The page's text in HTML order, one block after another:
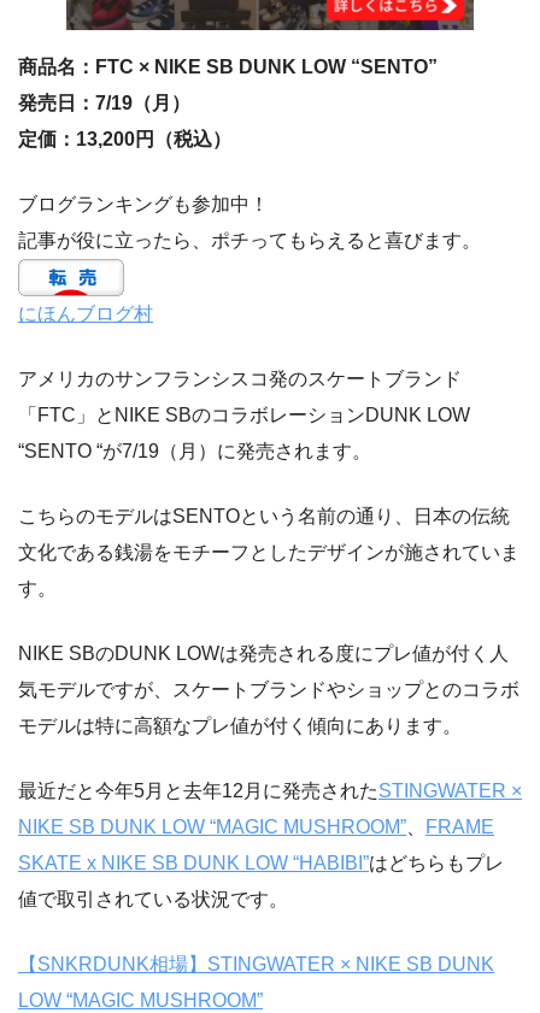
商品名：FTC × NIKE SB DUNK LOW “SENTO”
発売日：7/19（月）
定価：13,200円（税込）
ブログランキングも参加中！
記事が役に立ったら、ポチってもらえると喜びます。
にほんブログ村
アメリカのサンフランシスコ発のスケートブランド
「FTC」とNIKE SBのコラボレーションDUNK LOW
“SENTO “が7/19（月）に発売されます。
こちらのモデルはSENTOという名前の通り、日本の伝統
文化である銭湯をモチーフとしたデザインが施されていま
す。
NIKE SBのDUNK LOWは発売される度にプレ値が付く人
気モデルですが、スケートブランドやショップとのコラボ
モデルは特に高額なプレ値が付く傾向にあります。
最近だと今年5月と去年12月に発売されたSTINGWATER ×
NIKE SB DUNK LOW “MAGIC MUSHROOM”
FRAME
SKATE x NIKE SB DUNK LOW “HABIBI”はどちらもプレ
値で取引されている状況です。
【SNKRDUNK相場】STINGWATER × NIKE SB DUNK
LOW “MAGIC MUSHROOM”